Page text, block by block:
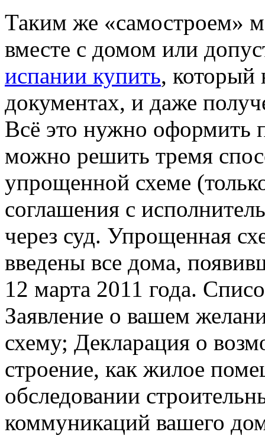
Таким же «самостроем»
вместе с домом или
испании купить, который
документах, и даже
Всё это нужно оформить
можно решить тремя
упрощенной схеме
соглашения с
через суд. Упрощенная
введены все дома,
12 марта 2011 года.
Заявление о вашем
схему; Декларация о
строение, как жилое
обследовании
коммуникаций вашего